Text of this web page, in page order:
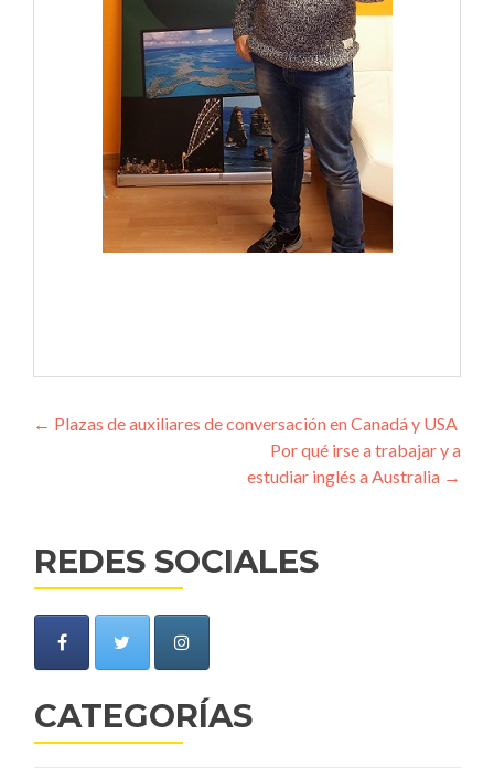
Navegación de entradas
← Plazas de auxiliares de conversación en Canadá y USA
Por qué irse a trabajar y a
estudiar inglés a Australia →
REDES SOCIALES
CATEGORÍAS